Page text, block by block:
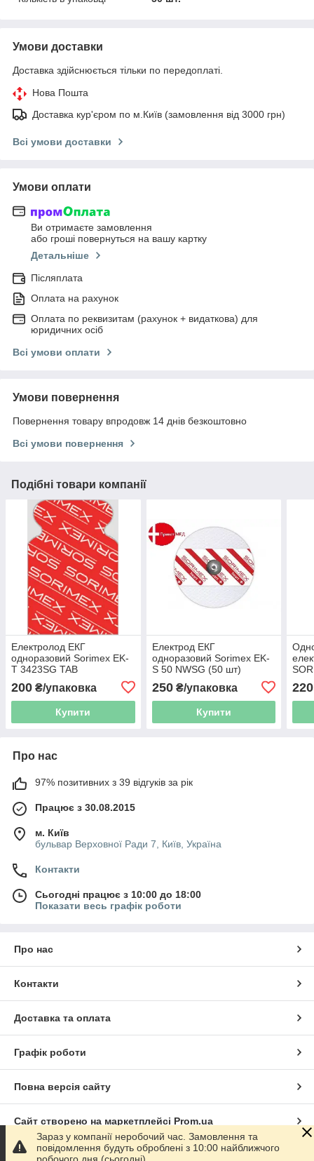
Умови доставки
Доставка здійснюється тільки по передоплаті.
Нова Пошта
Доставка кур'єром по м.Київ (замовлення від 3000 грн)
Всі умови доставки
Умови оплати
Ви отримаєте замовлення
або гроші повернуться на вашу картку
Детальніше
Післяплата
Оплата на рахунок
Оплата по реквизитам (рахунок + видаткова) для
юридичних осіб
Всі умови оплати
Умови повернення
Повернення товару впродовж 14 днів безкоштовно
Всі умови повернення
Подібні товари компанії
Електролод ЕКГ
одноразовий Sorimex EK-
T 3423SG TAB
200 ₴/упаковка
Купити
Електрод ЕКГ
одноразовий Sorimex EK-
S 50 NWSG (50 шт)
250₴/упаковка
Купити
220
Про нас
97% позитивних з 39 відгуків за рік
Працює з 30.08.2015
м. Київ
бульвар Верховної Ради 7, Київ, Україна
Контакти
Сьогодні працює з 10:00 до 18:00
Показати весь графік роботи
Про нас
Контакти
Доставка та оплата
Графік роботи
Повна версія сайту
Сайт створено на маркетплейсі Prom.ua
Політика конфіденційності
Зараз у компанії неробочий час. Замовлення та
повідомлення будуть оброблені з 10:00 найближчого